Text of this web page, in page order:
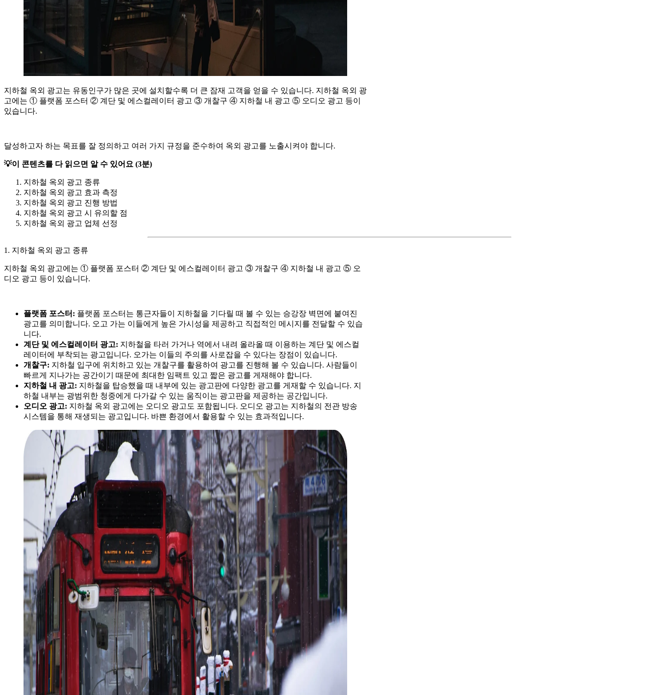
지하철 옥외 광고는 유동인구가 많은 곳에 설치할수록 더 큰 잠재 고객을 얻을 수 있습니다. 지하철 옥외 광
고에는 ① 플랫폼 포스터 ② 계단 및 에스컬레이터 광고 ③ 개찰구 ④ 지하철 내 광고 ⑤ 오디오 광고 등이
있습니다.
달성하고자 하는 목표를 잘 정의하고 여러 가지 규정을 준수하여 옥외 광고를 노출시켜야 합니다.
💡이 콘텐츠를 다 읽으면 알 수 있어요 (3분)
지하철 옥외 광고 종류
지하철 옥외 광고 효과 측정
지하철 옥외 광고 진행 방법
지하철 옥외 광고 시 유의할 점
지하철 옥외 광고 업체 선정
1. 지하철 옥외 광고 종류
지하철 옥외 광고에는 ① 플랫폼 포스터 ② 계단 및 에스컬레이터 광고 ③ 개찰구 ④ 지하철 내 광고 ⑤ 오
디오 광고 등이 있습니다.
플랫폼 포스터: 플랫폼 포스터는 통근자들이 지하철을 기다릴 때 볼 수 있는 승강장 벽면에 붙여진
광고를 의미합니다. 오고 가는 이들에게 높은 가시성을 제공하고 직접적인 메시지를 전달할 수 있습
니다.
계단 및 에스컬레이터 광고: 지하철을 타러 가거나 역에서 내려 올라올 때 이용하는 계단 및 에스컬
레이터에 부착되는 광고입니다. 오가는 이들의 주의를 사로잡을 수 있다는 장점이 있습니다.
개찰구: 지하철 입구에 위치하고 있는 개찰구를 활용하여 광고를 진행해 볼 수 있습니다. 사람들이
빠르게 지나가는 공간이기 때문에 최대한 임팩트 있고 짧은 광고를 게재해야 합니다.
지하철 내 광고: 지하철을 탑승했을 때 내부에 있는 광고판에 다양한 광고를 게재할 수 있습니다. 지
하철 내부는 광범위한 청중에게 다가갈 수 있는 움직이는 광고판을 제공하는 공간입니다.
오디오 광고: 지하철 옥외 광고에는 오디오 광고도 포함됩니다. 오디오 광고는 지하철의 전관 방송
시스템을 통해 재생되는 광고입니다. 바쁜 환경에서 활용할 수 있는 효과적입니다.